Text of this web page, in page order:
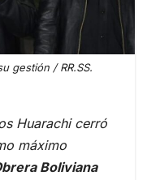
gestión / RR.SS.
Huarachi cerró
máximo
Boliviana